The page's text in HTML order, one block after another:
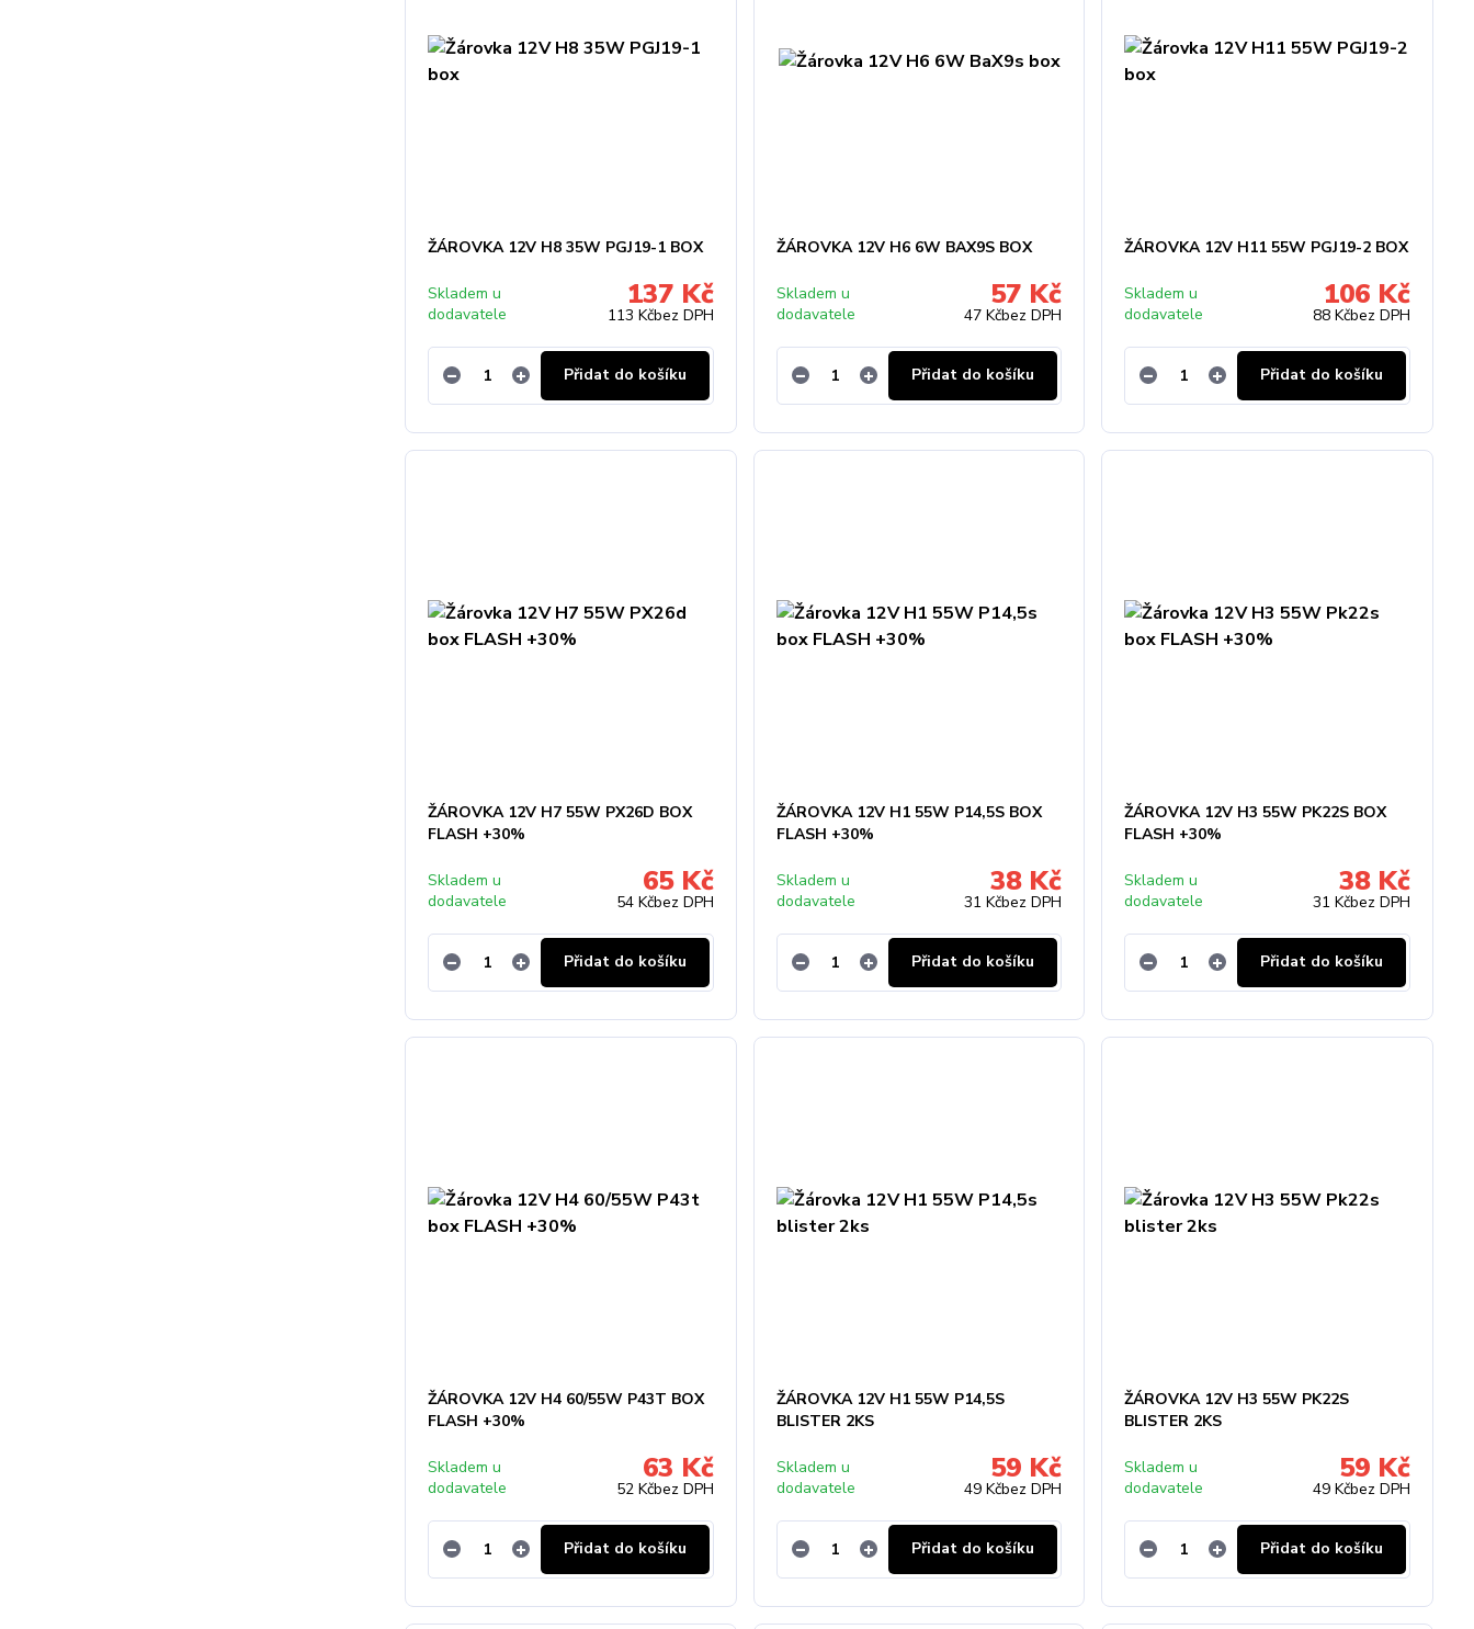
ŽÁROVKA 12V H8 35W PGJ19-1 BOX
137 Kč
113 Kčbez DPH
Skladem u
dodavatele
Přidat do košíku
ŽÁROVKA 12V H6 6W BAX9S BOX
57 Kč
47 Kčbez DPH
Skladem u
dodavatele
Přidat do košíku
ŽÁROVKA 12V H11 55W PGJ19-2 BOX
106 Kč
88 Kčbez DPH
Skladem u
dodavatele
Přidat do košíku
ŽÁROVKA 12V H7 55W PX26D BOX
FLASH +30%
65 Kč
54 Kčbez DPH
Skladem u
dodavatele
Přidat do košíku
ŽÁROVKA 12V H1 55W P14,5S BOX
FLASH +30%
38 Kč
31 Kčbez DPH
Skladem u
dodavatele
Přidat do košíku
ŽÁROVKA 12V H3 55W PK22S BOX
FLASH +30%
38 Kč
31 Kčbez DPH
Skladem u
dodavatele
Přidat do košíku
ŽÁROVKA 12V H4 60/55W P43T BOX
FLASH +30%
63 Kč
52 Kčbez DPH
Skladem u
dodavatele
Přidat do košíku
ŽÁROVKA 12V H1 55W P14,5S
BLISTER 2KS
59 Kč
49 Kčbez DPH
Skladem u
dodavatele
Přidat do košíku
ŽÁROVKA 12V H3 55W PK22S
BLISTER 2KS
59 Kč
49 Kčbez DPH
Skladem u
dodavatele
Přidat do košíku